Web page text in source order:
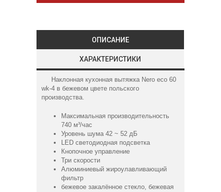
ОПИСАНИЕ
ХАРАКТЕРИСТИКИ
Наклонная кухонная вытяжка Nero eco 60
wk-4 в бежевом цвете польского
производства.
Максимальная производительность
740 м³/час
Уровень шума 42 ~ 52 дБ
LED светодиодная подсветка
Кнопочное управление
Три скорости
Алюминиевый жироулавливающий
фильтр
бежевое закалённое стекло, бежевая